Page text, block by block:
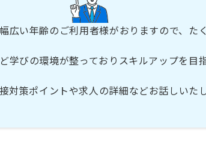
広い年齢のご利用者様がおりますので、た
学びの環境が整っておりスキルアップを目
対策ポイントや求人の詳細などお話しいた